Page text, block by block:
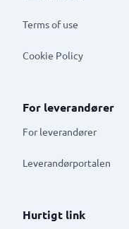
Terms of use
Cookie Policy
For leverandører
For leverandører
Leverandørportalen
Hurtigt link